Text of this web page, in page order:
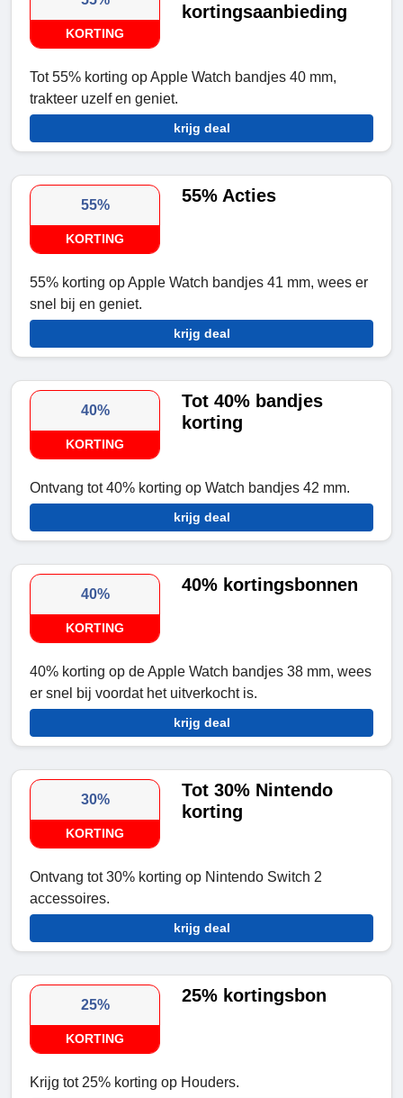
KORTING
kortingsaanbieding
Tot 55% korting op Apple Watch bandjes 40 mm,
trakteer uzelf en geniet.
krijg deal
55%
KORTING
55% Acties
55% korting op Apple Watch bandjes 41 mm, wees er
snel bij en geniet.
krijg deal
40%
KORTING
Tot 40% bandjes
korting
Ontvang tot 40% korting op Watch bandjes 42 mm.
krijg deal
40%
KORTING
40% kortingsbonnen
40% korting op de Apple Watch bandjes 38 mm, wees
er snel bij voordat het uitverkocht is.
krijg deal
30%
KORTING
Tot 30% Nintendo
korting
Ontvang tot 30% korting op Nintendo Switch 2
accessoires.
krijg deal
25%
KORTING
25% kortingsbon
Krijg tot 25% korting op Houders.